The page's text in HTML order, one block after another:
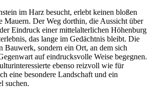
im Harz besucht, erlebt keinen bloßen
Mauern. Der Weg dorthin, die Aussicht über
Eindruck einer mittelalterlichen Höhenburg
das lange im Gedächtnis bleibt. Die
Bauwerk, sondern ein Ort, an dem sich
auf eindrucksvolle Weise begegnen.
ebenso reizvoll wie für
eine besondere Landschaft und ein
suchen.